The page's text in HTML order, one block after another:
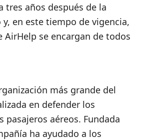
tres años después de la
en este tiempo de vigencia,
AirHelp se encargan de todos
más grande del
en defender los
pasajeros aéreos. Fundada
ha ayudado a los